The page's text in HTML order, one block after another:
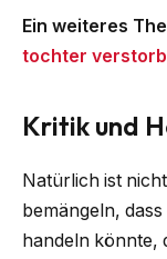
Ein weiteres
tochter
Kritik und
Natürlich ist
bemängeln,
handeln könnte,